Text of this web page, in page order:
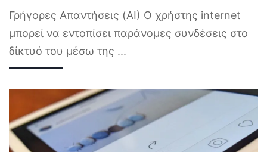
Γρήγορες Απαντήσεις (AI) Ο χρήστης internet
μπορεί να εντοπίσει παράνομες συνδέσεις στο
δίκτυό του μέσω της ...